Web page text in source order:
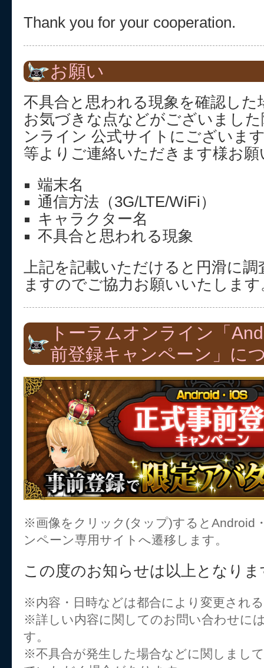
Thank you for your cooperation.
お願い
不具合と思われる現象を確認した
お気づきな点などがございまし
ンライン 公式サイトにございま
等よりご連絡いただきます様お
端末名
通信方法（3G/LTE/WiFi）
キャラクター名
不具合と思われる現象
上記を記載いただけると円滑に
ますのでご協力お願いいたします
トーラムオンライン「
前登録キャンペーン」に
※画像をクリック(タップ)するとAndroid
ンペーン専用サイトへ遷移します。
この度のお知らせは以上となりま
※内容・日時などは都合により変更され
※詳しい内容に関してのお問い合わせに
す。
※不具合が発生した場合などに関しまし